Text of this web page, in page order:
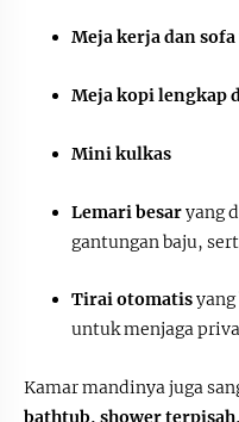
Meja kerja dan sofa
Meja kopi lengkap
Mini kulkas
Lemari besaryang
gantungan baju,
Tirai otomatis
untuk menjaga
Kamar mandinya juga
bathtub, shower